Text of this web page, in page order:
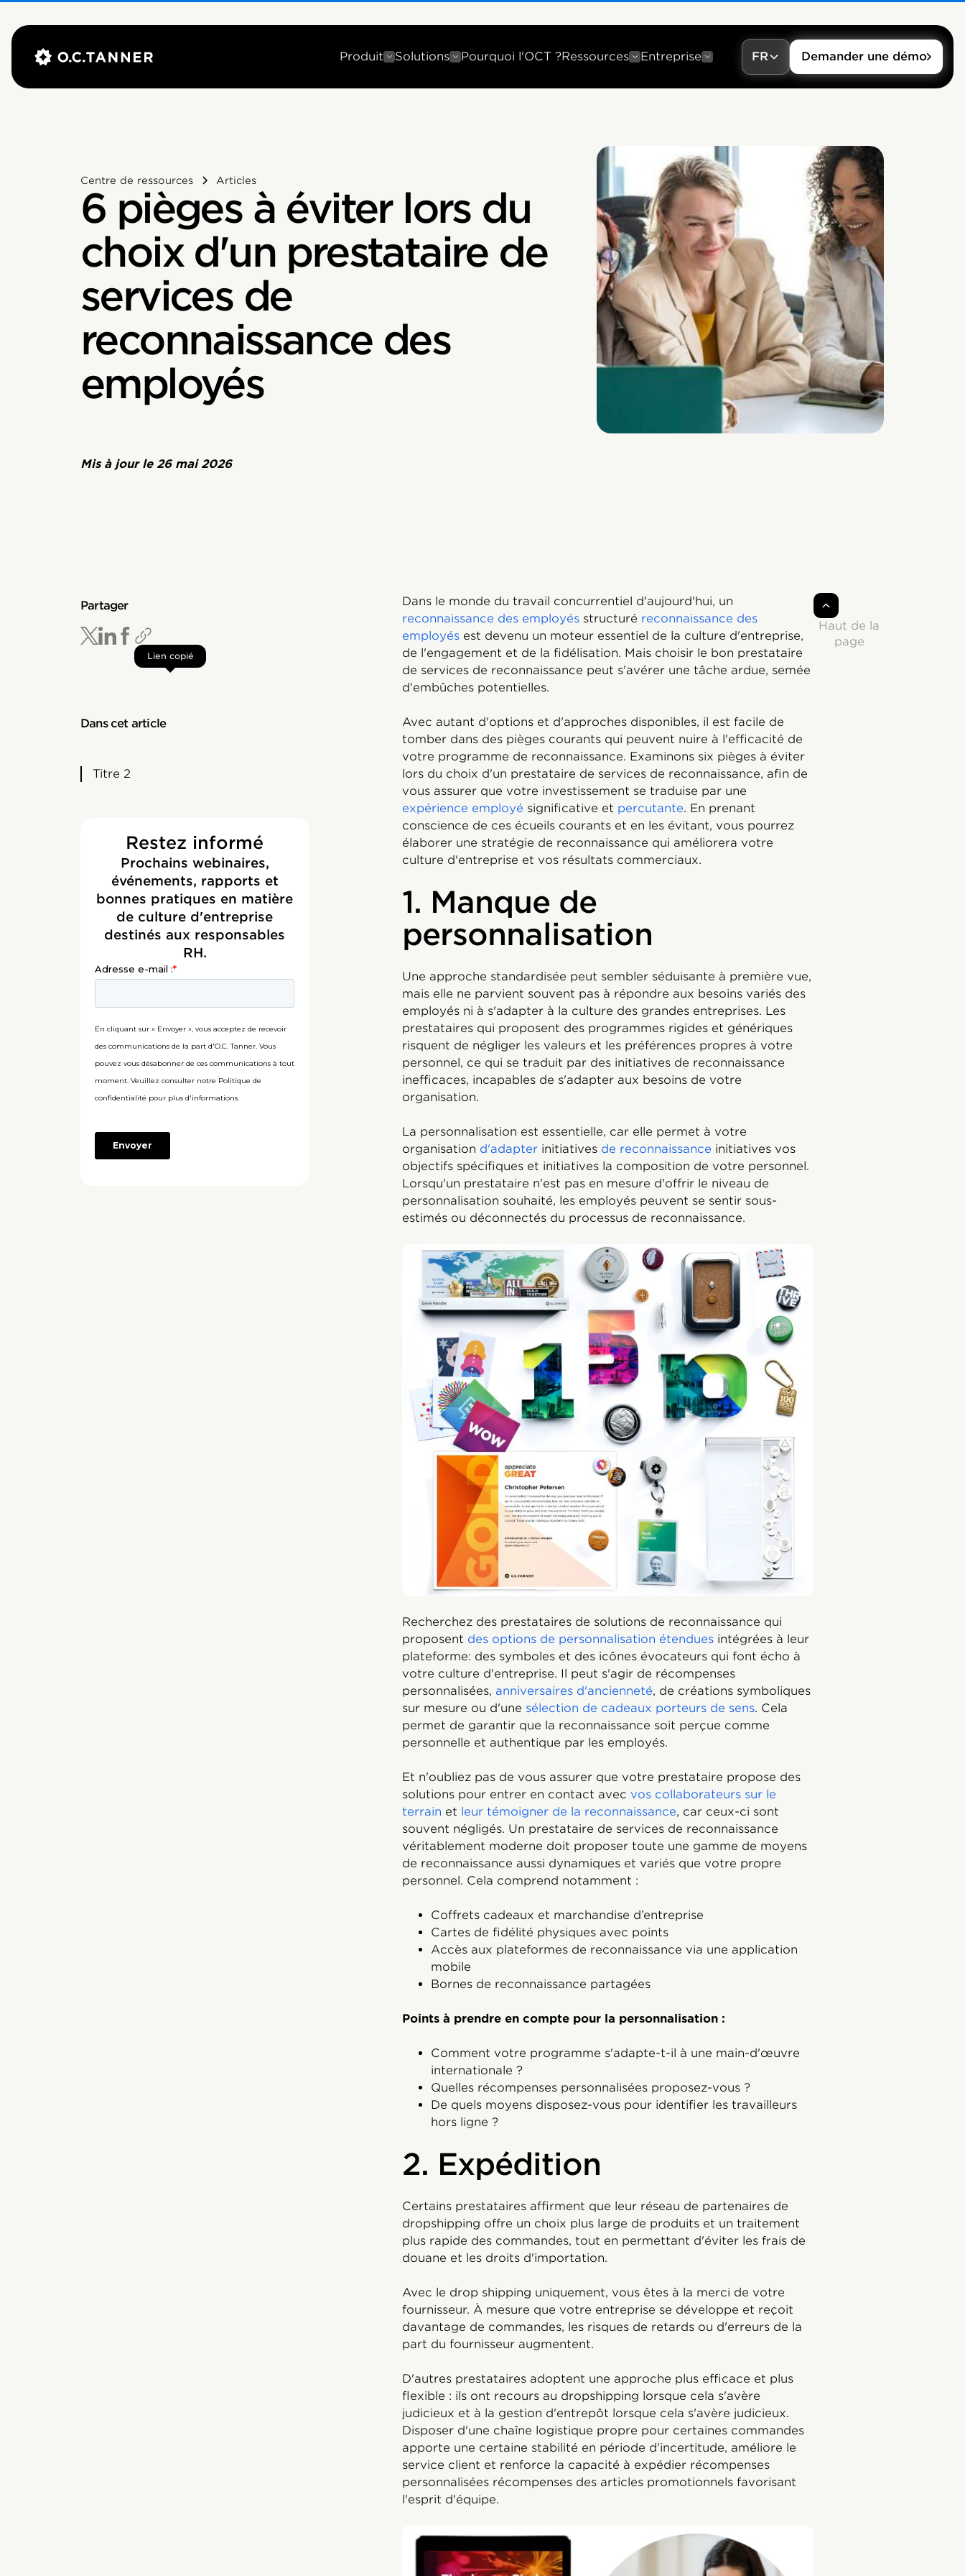
Produit Solutions Pourquoi l'OCT ?Ressources Entreprise FR Demander une démo
Centre de ressources Articles
6 pièges à éviter lors du
choix d'un prestataire de
services de
reconnaissance des
employés
Mis à jour le 26 mai 2026
Partager
Lien copié
Dans cet article
Titre 2
Restez informé
Prochains webinaires,
événements, rapports et
bonnes pratiques en matière
de culture d'entreprise
destinés aux responsables
RH.
Dans le monde du travail concurrentiel d'aujourd'hui, un
reconnaissance des employés structuré reconnaissance des
employés est devenu un moteur essentiel de la culture d'entreprise,
de l'engagement et de la fidélisation. Mais choisir le bon prestataire
de services de reconnaissance peut s'avérer une tâche ardue, semée
d'embûches potentielles.
Avec autant d'options et d'approches disponibles, il est facile de
tomber dans des pièges courants qui peuvent nuire à l'efficacité de
votre programme de reconnaissance. Examinons six pièges à éviter
lors du choix d'un prestataire de services de reconnaissance, afin de
vous assurer que votre investissement se traduise par une
expérience employé significative et percutante. En prenant
conscience de ces écueils courants et en les évitant, vous pourrez
élaborer une stratégie de reconnaissance qui améliorera votre
culture d'entreprise et vos résultats commerciaux.
1. Manque de
personnalisation
Une approche standardisée peut sembler séduisante à première vue,
mais elle ne parvient souvent pas à répondre aux besoins variés des
employés ni à s'adapter à la culture des grandes entreprises. Les
prestataires qui proposent des programmes rigides et génériques
risquent de négliger les valeurs et les préférences propres à votre
personnel, ce qui se traduit par des initiatives de reconnaissance
inefficaces, incapables de s'adapter aux besoins de votre
organisation.
La personnalisation est essentielle, car elle permet à votre
organisation d'adapter initiatives de reconnaissance initiatives vos
objectifs spécifiques et initiatives la composition de votre personnel.
Lorsqu'un prestataire n'est pas en mesure d'offrir le niveau de
personnalisation souhaité, les employés peuvent se sentir sous-
estimés ou déconnectés du processus de reconnaissance.
Recherchez des prestataires de solutions de reconnaissance qui
proposent des options de personnalisation étendues intégrées à leur
plateforme: des symboles et des icônes évocateurs qui font écho à
votre culture d'entreprise. Il peut s'agir de récompenses
personnalisées, anniversaires d'ancienneté, de créations symboliques
sur mesure ou d'une sélection de cadeaux porteurs de sens. Cela
permet de garantir que la reconnaissance soit perçue comme
personnelle et authentique par les employés.
Et n'oubliez pas de vous assurer que votre prestataire propose des
solutions pour entrer en contact avec vos collaborateurs sur le
terrain et leur témoigner de la reconnaissance, car ceux-ci sont
souvent négligés. Un prestataire de services de reconnaissance
véritablement moderne doit proposer toute une gamme de moyens
de reconnaissance aussi dynamiques et variés que votre propre
personnel. Cela comprend notamment :
Coffrets cadeaux et marchandise d’entreprise
Cartes de fidélité physiques avec points
Accès aux plateformes de reconnaissance via une application
mobile
Bornes de reconnaissance partagées
Points à prendre en compte pour la personnalisation :
Comment votre programme s'adapte-t-il à une main-d'œuvre
internationale ?
Quelles récompenses personnalisées proposez-vous ?
De quels moyens disposez-vous pour identifier les travailleurs
hors ligne ?
2. Expédition
Certains prestataires affirment que leur réseau de partenaires de
dropshipping offre un choix plus large de produits et un traitement
plus rapide des commandes, tout en permettant d'éviter les frais de
douane et les droits d'importation.
Avec le drop shipping uniquement, vous êtes à la merci de votre
fournisseur. À mesure que votre entreprise se développe et reçoit
davantage de commandes, les risques de retards ou d'erreurs de la
part du fournisseur augmentent.
D'autres prestataires adoptent une approche plus efficace et plus
flexible : ils ont recours au dropshipping lorsque cela s'avère
judicieux et à la gestion d'entrepôt lorsque cela s'avère judicieux.
Disposer d'une chaîne logistique propre pour certaines commandes
apporte une certaine stabilité en période d'incertitude, améliore le
service client et renforce la capacité à expédier récompenses
personnalisées récompenses des articles promotionnels favorisant
l'esprit d'équipe.
Haut de la
page